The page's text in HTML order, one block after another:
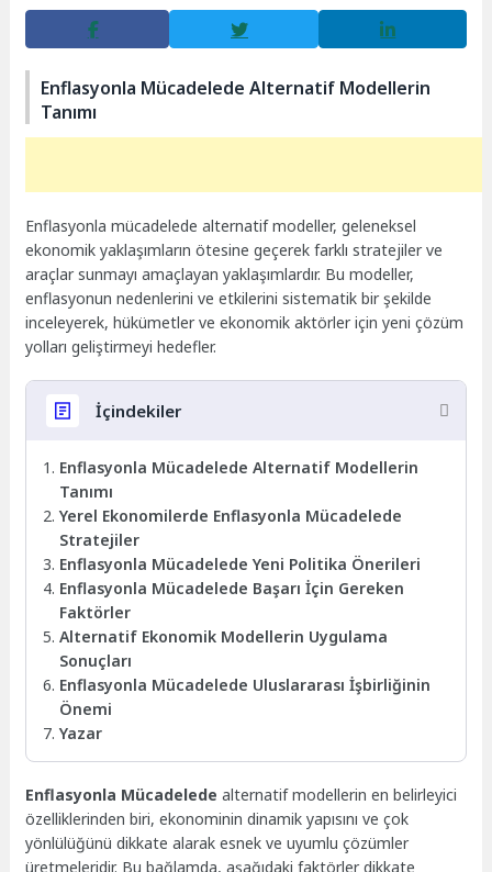
Enflasyonla Mücadelede Alternatif Modellerin
Tanımı
Enflasyonla mücadelede alternatif modeller, geleneksel
ekonomik yaklaşımların ötesine geçerek farklı stratejiler ve
araçlar sunmayı amaçlayan yaklaşımlardır. Bu modeller,
enflasyonun nedenlerini ve etkilerini sistematik bir şekilde
inceleyerek, hükümetler ve ekonomik aktörler için yeni çözüm
yolları geliştirmeyi hedefler.
İçindekiler
Enflasyonla Mücadelede Alternatif Modellerin
Tanımı
Yerel Ekonomilerde Enflasyonla Mücadelede
Stratejiler
Enflasyonla Mücadelede Yeni Politika Önerileri
Enflasyonla Mücadelede Başarı İçin Gereken
Faktörler
Alternatif Ekonomik Modellerin Uygulama
Sonuçları
Enflasyonla Mücadelede Uluslararası İşbirliğinin
Önemi
Yazar
Enflasyonla Mücadelede alternatif modellerin en belirleyici
özelliklerinden biri, ekonominin dinamik yapısını ve çok
yönlülüğünü dikkate alarak esnek ve uyumlu çözümler
üretmeleridir. Bu bağlamda, aşağıdaki faktörler dikkate